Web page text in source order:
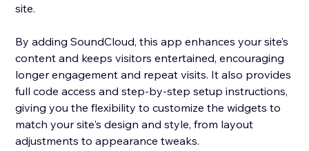
site.
By adding SoundCloud, this app enhances your site’s
content and keeps visitors entertained, encouraging
longer engagement and repeat visits. It also provides
full code access and step-by-step setup instructions,
giving you the flexibility to customize the widgets to
match your site's design and style, from layout
adjustments to appearance tweaks.